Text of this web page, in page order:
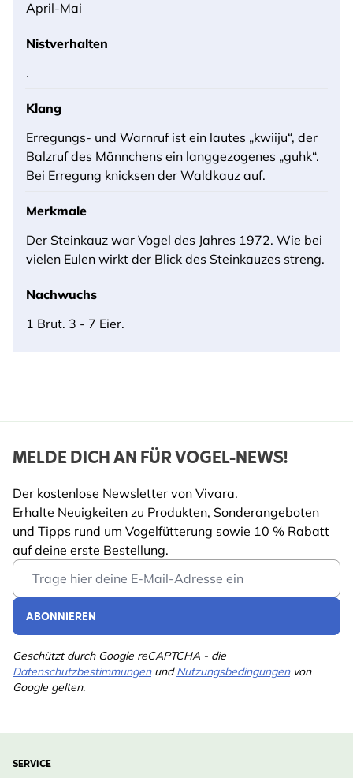
April-Mai
Nistverhalten
.
Klang
Erregungs- und Warnruf ist ein lautes „kwiiju“, der
Balzruf des Männchens ein langgezogenes „guhk“.
Bei Erregung knicksen der Waldkauz auf.
Merkmale
Der Steinkauz war Vogel des Jahres 1972. Wie bei
vielen Eulen wirkt der Blick des Steinkauzes streng.
Nachwuchs
1 Brut. 3 - 7 Eier.
MELDE DICH AN FÜR VOGEL-NEWS!
Der kostenlose Newsletter von Vivara.
Erhalte Neuigkeiten zu Produkten, Sonderangeboten
und Tipps rund um Vogelfütterung sowie 10 % Rabatt
auf deine erste Bestellung.
Email Address
ABONNIEREN
Geschützt durch Google reCAPTCHA - die
DatenschutzbestimmungenundNutzungsbedingungenvon
Google gelten.
SERVICE